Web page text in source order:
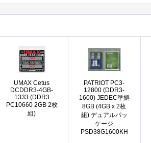
UMAX Cetus
DCDDR3-4GB-
1333 (DDR3
PC10660 2GB 2枚
組)
PATRIOT PC3-
12800 (DDR3-
1600) JEDEC準拠
8GB (4GB x 2枚
組) デュアルパッ
ケージ
PSD38G1600KH